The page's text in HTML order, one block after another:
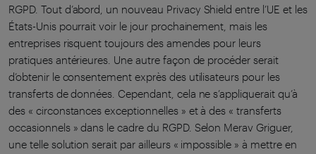
RGPD. Tout d’abord, un nouveau Privacy Shield entre l’UE et les
États-Unis pourrait voir le jour prochainement, mais les
entreprises risquent toujours des amendes pour leurs
pratiques antérieures. Une autre façon de procéder serait
d’obtenir le consentement exprès des utilisateurs pour les
transferts de données. Cependant, cela ne s’appliquerait qu’à
des « circonstances exceptionnelles » et à des « transferts
occasionnels » dans le cadre du RGPD. Selon Merav Griguer,
une telle solution serait par ailleurs « impossible » à mettre en